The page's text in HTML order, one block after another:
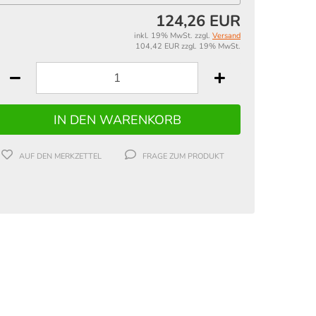
124,26 EUR
inkl. 19% MwSt. zzgl. Versand
104,42 EUR zzgl. 19% MwSt.
AUF DEN MERKZETTEL FRAGE ZUM PRODUKT